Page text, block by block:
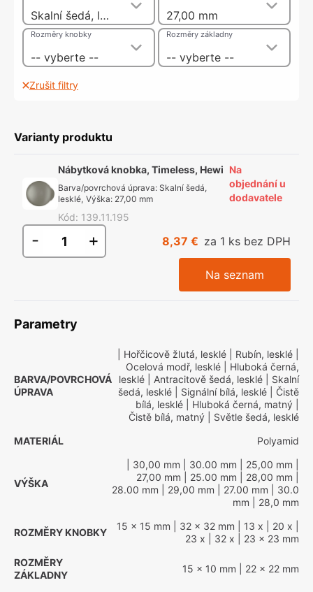
Skalní šedá, lesklé 27,00 mm
-- vyberte --
Rozměry knobky
-- vyberte --
Rozměry základny
Zrušit filtry
Varianty produktu
Nábytková knobka, Timeless, Hewi
Barva/povrchová úprava: Skalní šedá,
lesklé, Výška: 27,00 mm
Kód: 139.11.195
Na
objednání u
dodavatele
- + 8,37 € za 1 ks bez DPH
Na seznam
Parametry
BARVA/POVRCHOVÁ
ÚPRAVA
| Hořčicově žlutá, lesklé | Rubín, lesklé
Ocelová modř, lesklé | Hluboká černá,
lesklé | Antracitově šedá, lesklé | Skalní
šedá, lesklé | Signální bílá, lesklé | Čistě
bílá, lesklé | Hluboká černá, matný
Čistě bílá, matný | Světle šedá, lesklé
MATERIÁL
Polyamid
VÝŠKA
| 30,00 mm | 30.00 mm | 25,00 mm
27,00 mm | 25.00 mm | 28,00 mm
28.00 mm | 29,00 mm | 27.00 mm | 30.0
mm | 28,0 mm
ROZMĚRY KNOBKY
15 x 15 mm | 32 x 32 mm | 13 x | 20 x
23 x | 32 x | 23 x 23 mm
ROZMĚRY
ZÁKLADNY
15 x 10 mm | 22 x 22 mm